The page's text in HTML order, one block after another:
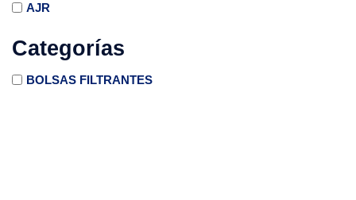
AJR
Categorías
BOLSAS FILTRANTES